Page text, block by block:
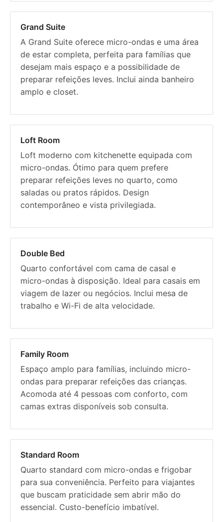
Grand Suite
A Grand Suite oferece micro-ondas e uma área
de estar completa, perfeita para famílias que
desejam mais espaço e a possibilidade de
preparar refeições leves. Inclui ainda banheiro
amplo e closet.
Loft Room
Loft moderno com kitchenette equipada com
micro-ondas. Ótimo para quem prefere
preparar refeições leves no quarto, como
saladas ou pratos rápidos. Design
contemporâneo e vista privilegiada.
Double Bed
Quarto confortável com cama de casal e
micro-ondas à disposição. Ideal para casais em
viagem de lazer ou negócios. Inclui mesa de
trabalho e Wi-Fi de alta velocidade.
Family Room
Espaço amplo para famílias, incluindo micro-
ondas para preparar refeições das crianças.
Acomoda até 4 pessoas com conforto, com
camas extras disponíveis sob consulta.
Standard Room
Quarto standard com micro-ondas e frigobar
para sua conveniência. Perfeito para viajantes
que buscam praticidade sem abrir mão do
essencial. Custo-benefício imbatível.